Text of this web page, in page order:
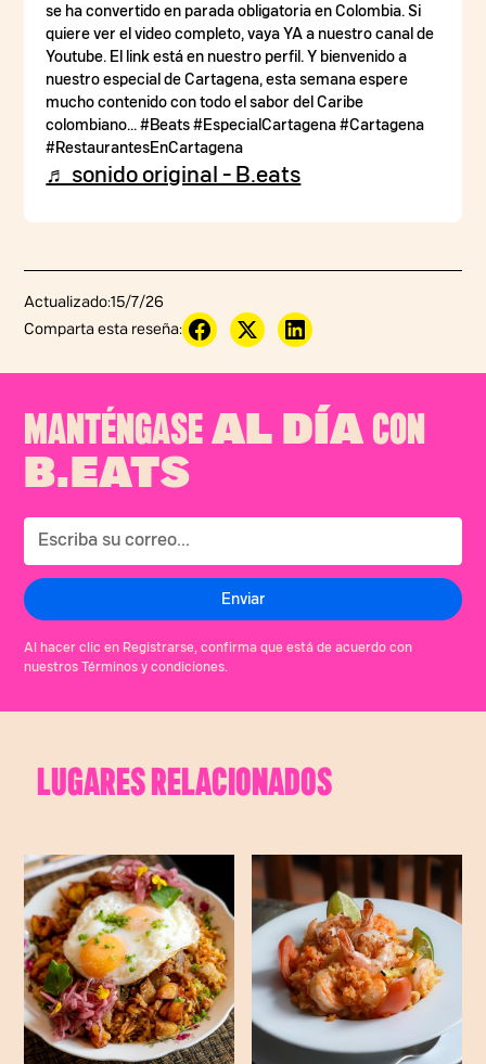
se ha convertido en parada obligatoria en Colombia. Si
quiere ver el video completo, vaya YA a nuestro canal de
Youtube. El link está en nuestro perfil. Y bienvenido a
nuestro especial de Cartagena, esta semana espere
mucho contenido con todo el sabor del Caribe
colombiano... #Beats #EspecialCartagena #Cartagena
#RestaurantesEnCartagena
♬ sonido original - B.eats
Actualizado:15/7/26
Comparta esta reseña:
MANTÉNGASE AL DÍA CON
B.EATS
Al hacer clic en Registrarse, confirma que está de acuerdo con
nuestros Términos y condiciones.
LUGARES RELACIONADOS